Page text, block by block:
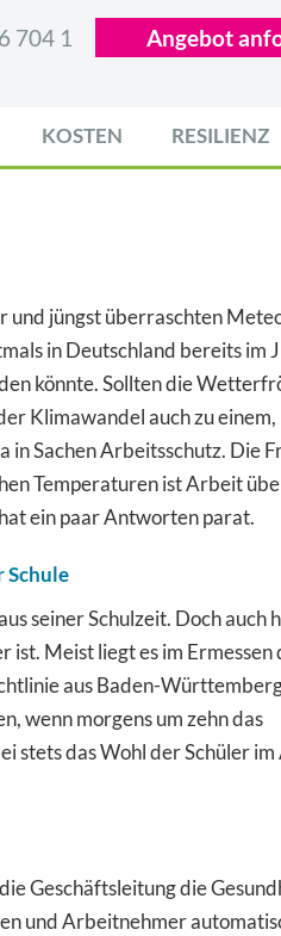
704 1
Angebot
KOSTEN RESILIENZ
und jüngst überraschten
in Deutschland bereits im
könnte. Sollten die
Klimawandel auch zu einem,
in Sachen Arbeitsschutz. Die
Temperaturen ist Arbeit
ein paar Antworten parat.
Schule
seiner Schulzeit. Doch auch
ist. Meist liegt es im Ermessen
aus Baden-
wenn morgens um zehn das
stets das Wohl der Schüler im
Geschäftsleitung die
und Arbeitnehmer